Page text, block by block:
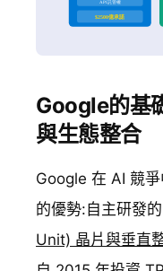
Google的基
與生態整合
Google 在 AI 競
的優勢:自主研發的
Unit) 晶片與垂直